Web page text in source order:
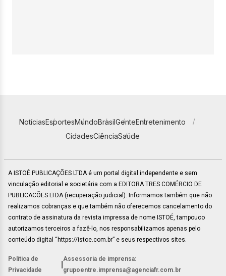
NotíciasEsportesMundoBrasilGenteEntretenimento
CidadesCiênciaSaúde
A ISTOÉ PUBLICAÇÕES LTDA é um portal digital independente e sem
vinculação editorial e societária com a EDITORA TRES COMÉRCIO DE
PUBLICACÕES LTDA (recuperação judicial). Informamos também que não
realizamos cobranças e que também não oferecemos cancelamento do
contrato de assinatura da revista impressa de nome ISTOÉ, tampouco
autorizamos terceiros a fazê-lo, nos responsabilizamos apenas pelo
conteúdo digital “https://istoe.com.br” e seus respectivos sites.
Política de
Privacidade
Assessoria de imprensa:
grupoentre.imprensa@agenciafr.com.br